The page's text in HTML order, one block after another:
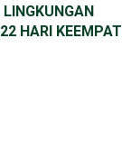
HARI KEEMPAT